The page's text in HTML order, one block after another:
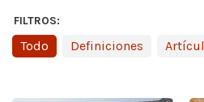
FILTROS:
Todo Definiciones